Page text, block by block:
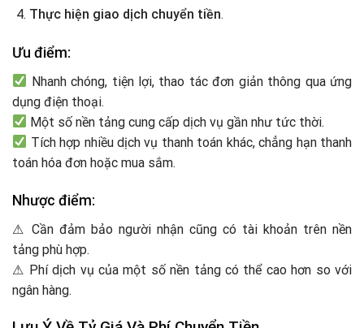
Thực hiện giao dịch chuyển tiền.
Ưu điểm:
Nhanh chóng, tiện lợi, thao tác đơn giản thông qua ứng
dụng điện thoại.
Một số nền tảng cung cấp dịch vụ gần như tức thời.
Tích hợp nhiều dịch vụ thanh toán khác, chẳng hạn thanh
toán hóa đơn hoặc mua sắm.
Nhược điểm:
⚠ Cần đảm bảo người nhận cũng có tài khoản trên nền
tảng phù hợp.
⚠ Phí dịch vụ của một số nền tảng có thể cao hơn so với
ngân hàng.